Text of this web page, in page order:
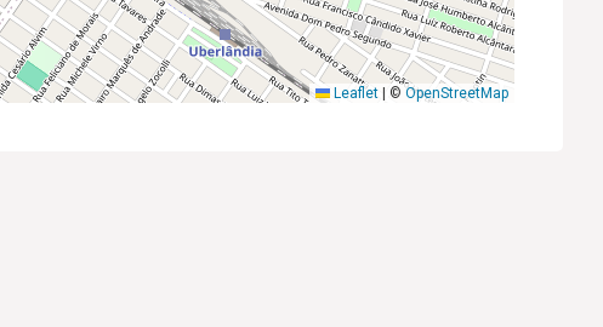
Leaflet © OpenStreetMap